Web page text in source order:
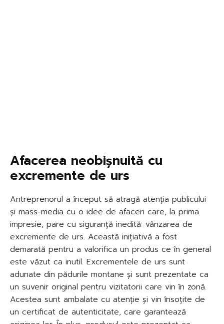
Afacerea neobișnuită cu
excremente de urs
Antreprenorul a început să atragă atenția publicului
și mass-media cu o idee de afaceri care, la prima
impresie, pare cu siguranță inedită: vânzarea de
excremente de urs. Această inițiativă a fost
demarată pentru a valorifica un produs ce în general
este văzut ca inutil. Excrementele de urs sunt
adunate din pădurile montane și sunt prezentate ca
un suvenir original pentru vizitatorii care vin în zonă.
Acestea sunt ambalate cu atenție și vin însoțite de
un certificat de autenticitate, care garantează